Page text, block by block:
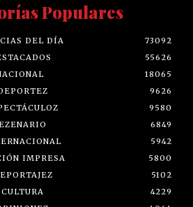
Populares
DEL DÍA
73092
55626
18065
9626
9580
EZENARIO
6849
5942
IMPRESA
5800
5102
CULTURA
4229